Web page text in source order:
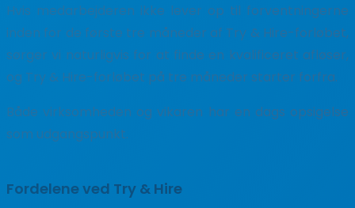
Hvis medarbejderen ikke lever op til forventningerne
inden for de første tre måneder af Try & Hire-forløbet,
sørger vi naturligvis for at finde en kvalificeret afløser,
og Try & Hire-forløbet på tre måneder starter forfra.
Både virksomheden og vikaren har en dags opsigelse
som udgangspunkt.
Fordelene ved Try & Hire